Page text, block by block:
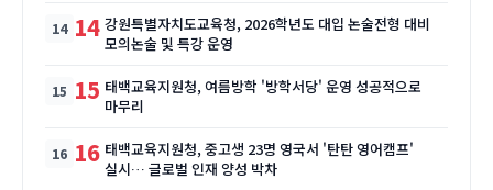
14 강원특별자치도교육청, 2026학년도 대입 논술전형 대비
모의논술 및 특강 운영
15 태백교육지원청, 여름방학 '방학서당' 운영 성공적으로
마무리
16 태백교육지원청, 중고생 23명 영국서 '탄탄 영어캠프'
실시… 글로벌 인재 양성 박차